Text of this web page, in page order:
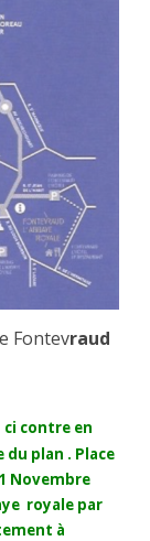
Fontevraud
contre en
du plan . Place
Novembre
royale par
à